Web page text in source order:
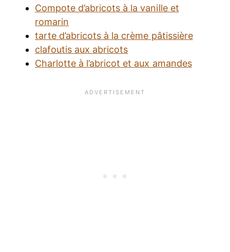
Compote d’abricots à la vanille et
romarin
tarte d’abricots à la crème pâtissière
clafoutis aux abricots
Charlotte à l’abricot et aux amandes